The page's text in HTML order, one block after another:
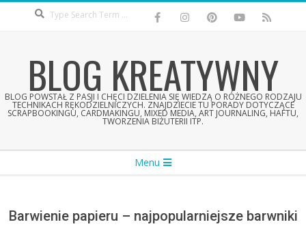
BLOG KREATYWNY
BLOG POWSTAŁ Z PASJI I CHĘCI DZIELENIA SIĘ WIEDZĄ O RÓŻNEGO RODZAJU
TECHNIKACH RĘKODZIELNICZYCH. ZNAJDZIECIE TU PORADY DOTYCZĄCE
SCRAPBOOKINGU, CARDMAKINGU, MIXED MEDIA, ART JOURNALING, HAFTU,
TWORZENIA BIŻUTERII ITP.
Menu
Barwienie papieru – najpopularniejsze barwniki